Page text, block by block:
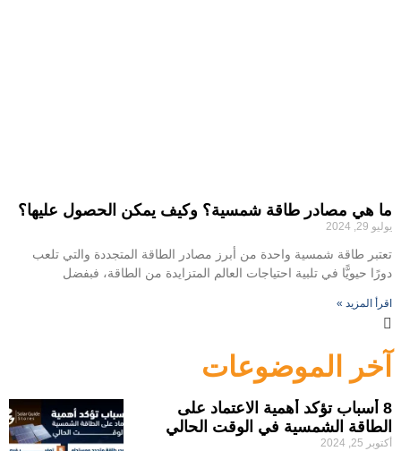
ما هي مصادر طاقة شمسية؟ وكيف يمكن الحصول عليها؟
يوليو 29, 2024
تعتبر طاقة شمسية واحدة من أبرز مصادر الطاقة المتجددة والتي تلعب
دورًا حيويًّا في تلبية احتياجات العالم المتزايدة من الطاقة، فبفضل
اقرأ المزيد »
آخر الموضوعات
8 أسباب تؤكد أهمية الاعتماد على
الطاقة الشمسية في الوقت الحالي
أكتوبر 25, 2024